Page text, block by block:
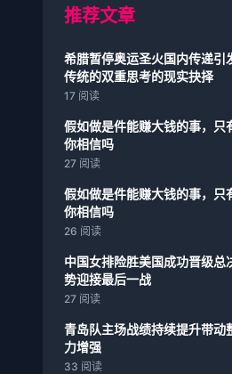
推荐文章
希腊暂停奥运圣火国内传递引
传统的双重思考的现实抉择
17 阅读
假如做是件能赚大钱的事，只
你相信吗
27 阅读
假如做是件能赚大钱的事，只
你相信吗
26 阅读
中国女排险胜美国成功晋级总
势迎接最后一战
27 阅读
青岛队主场战绩持续提升带动
力增强
33 阅读